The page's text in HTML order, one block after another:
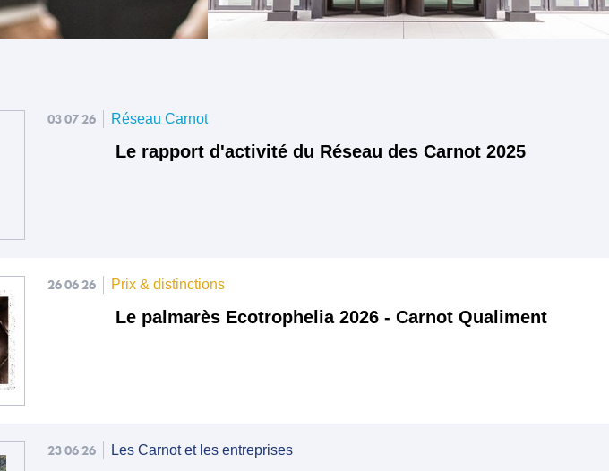
03 07 26 Réseau Carnot
Le rapport d'activité du Réseau des Carnot 2025
26 06 26 Prix & distinctions
Le palmarès Ecotrophelia 2026 - Carnot Qualiment
23 06 26 Les Carnot et les entreprises